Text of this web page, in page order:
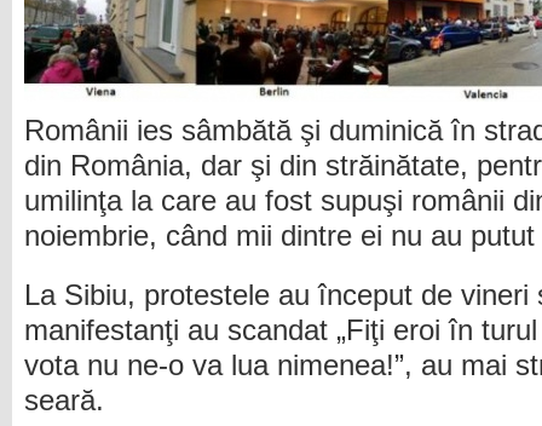
Românii ies sâmbătă şi duminică în
din România, dar şi din străinătate,
umilinţa la care au fost supuşi românii
noiembrie, când mii dintre ei nu au
La Sibiu, protestele au început de vineri
manifestanţi au scandat „Fiţi eroi în
vota nu ne-o va lua nimenea!”, au mai
seară.